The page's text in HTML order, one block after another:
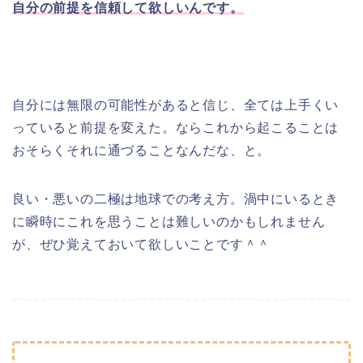
自分の前提を信頼して欲しいんです。
自分には無限の可能性があると信じ、全ては上手くい
っていると前提を変えた。ならこれから起こることは
おそらくそれに通づることなんだな、と。
良い・悪いの二極は地球での考え方。渦中にいるとき
に瞬時にこれを思うことは難しいのかもしれません
が、ぜひ覚えておいて欲しいことです＾＾